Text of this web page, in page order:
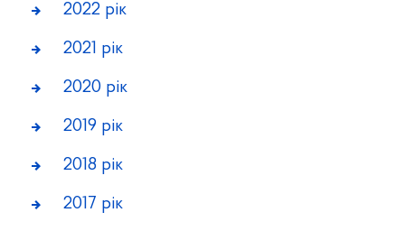
2022 рік
2021 рік
2020 рік
2019 рік
2018 рік
2017 рік